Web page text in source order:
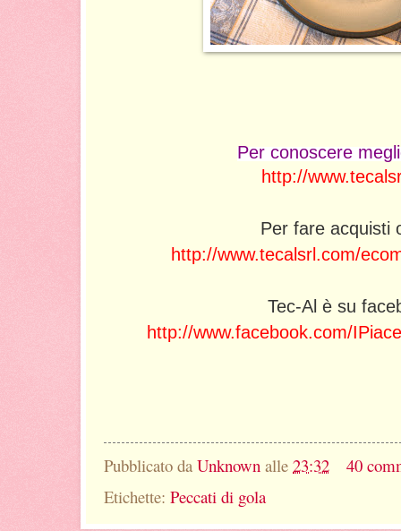
Per conoscere
http://
Per fare acquisti
http://www.tecalsrl.com/
Tec-Al è su
http://www.facebook.com/
Pubblicato da Unknown alle 23:32
40
Etichette: Peccati di gola